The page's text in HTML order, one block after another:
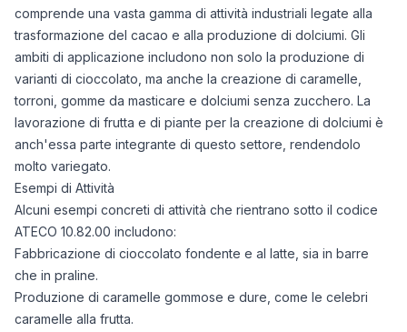
comprende una vasta gamma di attività industriali legate alla
trasformazione del cacao e alla produzione di dolciumi. Gli
ambiti di applicazione includono non solo la produzione di
varianti di cioccolato, ma anche la creazione di caramelle,
torroni, gomme da masticare e dolciumi senza zucchero. La
lavorazione di frutta e di piante per la creazione di dolciumi è
anch'essa parte integrante di questo settore, rendendolo
molto variegato.
Esempi di Attività
Alcuni esempi concreti di attività che rientrano sotto il codice
ATECO 10.82.00 includono:
Fabbricazione di cioccolato fondente e al latte, sia in barre
che in praline.
Produzione di caramelle gommose e dure, come le celebri
caramelle alla frutta.